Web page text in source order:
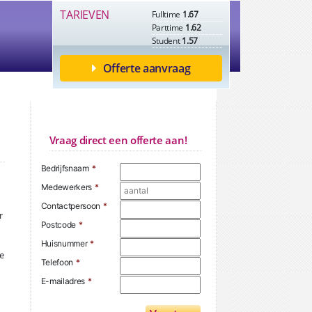
TARIEVEN Fulltime 1.67
Parttime 1.62
Student1.57
Offerte aanvraag
Vraag direct een offerte aan!
Bedrijfsnaam *
Medewerkers *
Contactpersoon *
Postcode *
Huisnummer *
Telefoon *
E-mailadres *